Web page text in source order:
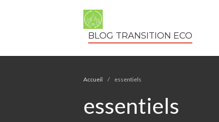
BLOG TRANSITION ECO
Accueil / essentiels
essentiels